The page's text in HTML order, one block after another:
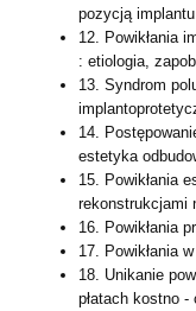
pozycją
12. Powikłania
: etiologia,
13. Syndrom
14.
estetyka
15. Powikłania
rekonstrukcjami
16. Powikłania
17. Powikłania
18. Unikanie
płatach kostno